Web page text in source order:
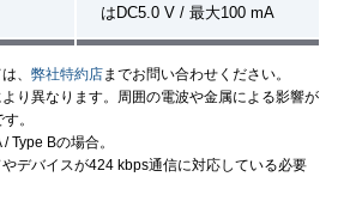
はDC5.0 V / 最大100 mA
、 弊社特約店までお問い合わせください。
り異なります。周囲の電波や金属による影響が
。
Type Bの場合。
デバイスが424 kbps通信に対応している必要